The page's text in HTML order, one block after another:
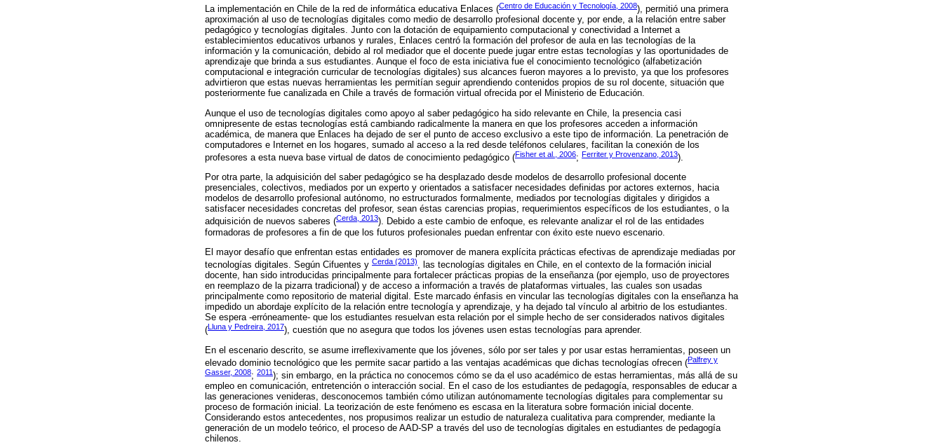
La implementación en Chile de la red de informática educativa Enlaces (Centro de Educación y Tecnología, 2008), permitió una primera
aproximación al uso de tecnologías digitales como medio de desarrollo profesional docente y, por ende, a la relación entre saber
pedagógico y tecnologías digitales. Junto con la dotación de equipamiento computacional y conectividad a Internet a
establecimientos educativos urbanos y rurales, Enlaces centró la formación del profesor de aula en las tecnologías de la
información y la comunicación, debido al rol mediador que el docente puede jugar entre estas tecnologías y las oportunidades de
aprendizaje que brinda a sus estudiantes. Aunque el foco de esta iniciativa fue el conocimiento tecnológico (alfabetización
computacional e integración curricular de tecnologías digitales) sus alcances fueron mayores a lo previsto, ya que los profesores
advirtieron que estas nuevas herramientas les permitían seguir aprendiendo contenidos propios de su rol docente, situación que
posteriormente fue canalizada en Chile a través de formación virtual ofrecida por el Ministerio de Educación.
Aunque el uso de tecnologías digitales como apoyo al saber pedagógico ha sido relevante en Chile, la presencia casi
omnipresente de estas tecnologías está cambiando radicalmente la manera en que los profesores acceden a información
académica, de manera que Enlaces ha dejado de ser el punto de acceso exclusivo a este tipo de información. La penetración de
computadores e Internet en los hogares, sumado al acceso a la red desde teléfonos celulares, facilitan la conexión de los
profesores a esta nueva base virtual de datos de conocimiento pedagógico (Fisher et al., 2006; Ferriter y Provenzano, 2013).
Por otra parte, la adquisición del saber pedagógico se ha desplazado desde modelos de desarrollo profesional docente
presenciales, colectivos, mediados por un experto y orientados a satisfacer necesidades definidas por actores externos, hacia
modelos de desarrollo profesional autónomo, no estructurados formalmente, mediados por tecnologías digitales y dirigidos a
satisfacer necesidades concretas del profesor, sean éstas carencias propias, requerimientos específicos de los estudiantes, o la
adquisición de nuevos saberes (Cerda, 2013). Debido a este cambio de enfoque, es relevante analizar el rol de las entidades
formadoras de profesores a fin de que los futuros profesionales puedan enfrentar con éxito este nuevo escenario.
El mayor desafío que enfrentan estas entidades es promover de manera explícita prácticas efectivas de aprendizaje mediadas por
tecnologías digitales. Según Cifuentes y Cerda (2013), las tecnologías digitales en Chile, en el contexto de la formación inicial
docente, han sido introducidas principalmente para fortalecer prácticas propias de la enseñanza (por ejemplo, uso de proyectores
en reemplazo de la pizarra tradicional) y de acceso a información a través de plataformas virtuales, las cuales son usadas
principalmente como repositorio de material digital. Este marcado énfasis en vincular las tecnologías digitales con la enseñanza ha
impedido un abordaje explícito de la relación entre tecnología y aprendizaje, y ha dejado tal vínculo al arbitrio de los estudiantes.
Se espera -erróneamente- que los estudiantes resuelvan esta relación por el simple hecho de ser considerados nativos digitales
(Lluna y Pedreira, 2017), cuestión que no asegura que todos los jóvenes usen estas tecnologías para aprender.
En el escenario descrito, se asume irreflexivamente que los jóvenes, sólo por ser tales y por usar estas herramientas, poseen un
elevado dominio tecnológico que les permite sacar partido a las ventajas académicas que dichas tecnologías ofrecen (Palfrey y
Gasser, 2008; 2011); sin embargo, en la práctica no conocemos cómo se da el uso académico de estas herramientas, más allá de su
empleo en comunicación, entretención o interacción social. En el caso de los estudiantes de pedagogía, responsables de educar a
las generaciones venideras, desconocemos también cómo utilizan autónomamente tecnologías digitales para complementar su
proceso de formación inicial. La teorización de este fenómeno es escasa en la literatura sobre formación inicial docente.
Considerando estos antecedentes, nos propusimos realizar un estudio de naturaleza cualitativa para comprender, mediante la
generación de un modelo teórico, el proceso de AAD-SP a través del uso de tecnologías digitales en estudiantes de pedagogía
chilenos.